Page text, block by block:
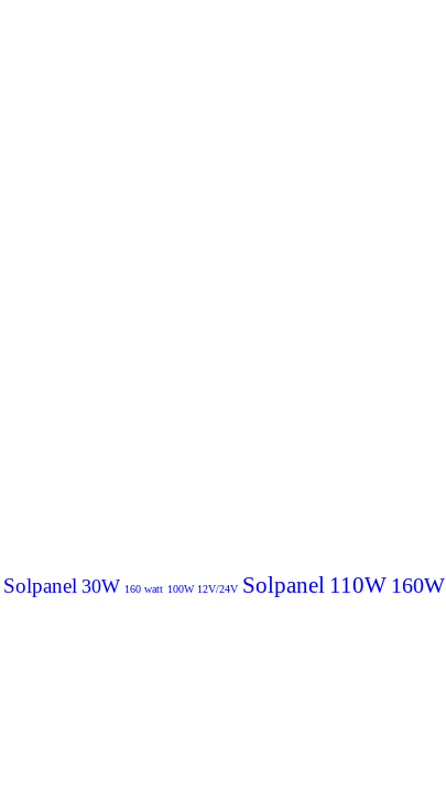
Solpanel 30W 160 watt 100W 12V/24V Solpanel 110W 160W